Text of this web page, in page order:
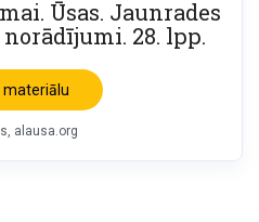
Ūsas. Jaunrades
28. lpp.
materiālu
alausa.org